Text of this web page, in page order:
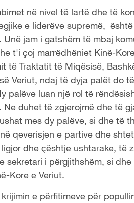
në nivel të lartë dhe të
e liderëve supremë,
Unë jam i gatshëm të mbaj
t'i çoj marrëdhëniet Kinë-
të Traktatit të Miqësisë,
Veriut, ndaj të dyja palët do
palëve luan një rol të
Ne duhet të zgjerojmë dhe të
mes dy palëve, si dhe të
qeverisjen e partive dhe
dhe çështje ushtarake, të
sekretari i përgjithshëm, si
Kore e Veriut.
e përfitimeve për